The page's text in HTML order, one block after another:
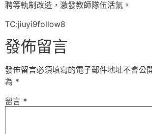
聘等軌制改造，激發教師隊伍活氣。
TC:jiuyi9follow8
發佈留言
發佈留言必須填寫的電子郵件地址不會公
為 *
留言 *